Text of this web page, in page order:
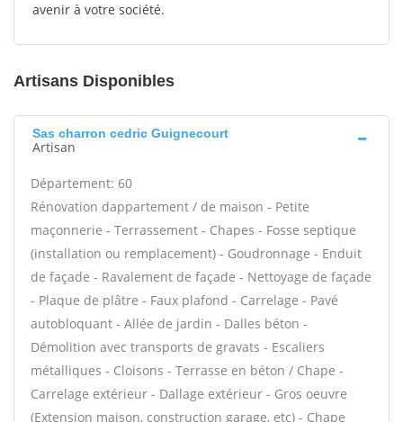
avenir à votre société.
Artisans Disponibles
Sas charron cedric Guignecourt
Artisan
Département: 60
Rénovation dappartement / de maison - Petite
maçonnerie - Terrassement - Chapes - Fosse septique
(installation ou remplacement) - Goudronnage - Enduit
de façade - Ravalement de façade - Nettoyage de façade
- Plaque de plâtre - Faux plafond - Carrelage - Pavé
autobloquant - Allée de jardin - Dalles béton -
Démolition avec transports de gravats - Escaliers
métalliques - Cloisons - Terrasse en béton / Chape -
Carrelage extérieur - Dallage extérieur - Gros oeuvre
(Extension maison, construction garage, etc) - Chape